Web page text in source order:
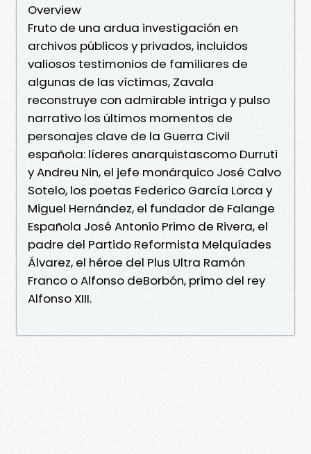
Overview
Fruto de una ardua investigación en
archivos públicos y privados, incluidos
valiosos testimonios de familiares de
algunas de las víctimas, Zavala
reconstruye con admirable intriga y pulso
narrativo los últimos momentos de
personajes clave de la Guerra Civil
española: líderes anarquistascomo Durruti
y Andreu Nin, el jefe monárquico José Calvo
Sotelo, los poetas Federico García Lorca y
Miguel Hernández, el fundador de Falange
Española José Antonio Primo de Rivera, el
padre del Partido Reformista Melquíades
Álvarez, el héroe del Plus Ultra Ramón
Franco o Alfonso deBorbón, primo del rey
Alfonso XIII.